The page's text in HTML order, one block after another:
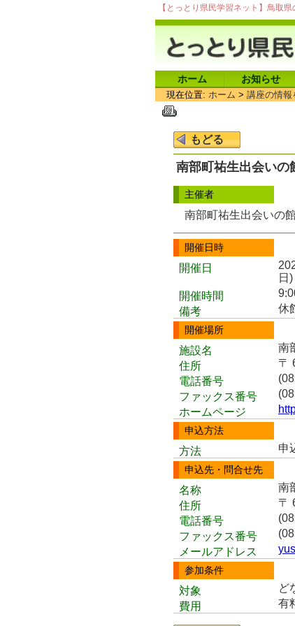
【とっとり県民学習ネット】鳥取
ホーム お知らせ
現在位置: ホーム > 講座の情報
南部町祐生出会い
主催者
南部町祐生出会いの
開催日時
開催日
日)
開催時間
備考
休
開催場所
施設名
南
住所
〒
電話番号
ファックス番号
ホームページ
申込方法
方法 申
申込先・問合せ先
名称
南
住所
〒
電話番号
ファックス番号
メールアドレス
参加条件
対象
ど
費用
有